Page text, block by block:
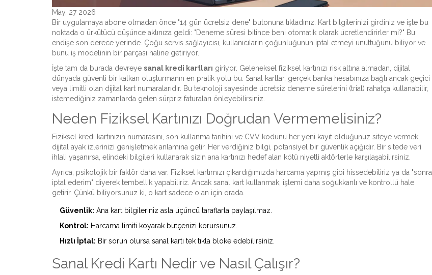
May, 27 2026
Bir uygulamaya abone olmadan önce "14 gün ücretsiz dene" butonuna tıkladınız. Kart bilgilerinizi girdiniz ve işte bu
noktada o ürkütücü düşünce aklınıza geldi: "Deneme süresi bitince beni otomatik olarak ücretlendirirler mi?" Bu
endişe son derece yerinde. Çoğu servis sağlayıcısı, kullanıcıların çoğunluğunun iptal etmeyi unuttuğunu biliyor ve
bunu iş modelinin bir parçası haline getiriyor.
İşte tam da burada devreye sanal kredi kartları giriyor. Geleneksel fiziksel kartınızı risk altına almadan, dijital
dünyada güvenli bir kalkan oluşturmanın en pratik yolu bu. Sanal kartlar, gerçek banka hesabınıza bağlı ancak geçici
veya limitli olan dijital kart numaralarıdır. Bu teknoloji sayesinde ücretsiz deneme sürelerini (trial) rahatça kullanabilir,
istemediğiniz zamanlarda gelen sürpriz faturaları önleyebilirsiniz.
Neden Fiziksel Kartınızı Doğrudan Vermemelisiniz?
Fiziksel kredi kartınızın numarasını, son kullanma tarihini ve CVV kodunu her yeni kayıt olduğunuz siteye vermek,
dijital ayak izlerinizi genişletmek anlamına gelir. Her verdiğiniz bilgi, potansiyel bir güvenlik açığıdır. Bir sitede veri
ihlali yaşanırsa, elindeki bilgileri kullanarak sizin ana kartınızı hedef alan kötü niyetli aktörlerle karşılaşabilirsiniz.
Ayrıca, psikolojik bir faktör daha var. Fiziksel kartımızı çıkardığımızda harcama yapmış gibi hissedebiliriz ya da "sonra
iptal ederim" diyerek tembellik yapabiliriz. Ancak sanal kart kullanmak, işlemi daha soğukkanlı ve kontrollü hale
getirir. Çünkü biliyorsunuz ki, o kart sadece o an için orada.
Güvenlik: Ana kart bilgileriniz asla üçüncü taraflarla paylaşılmaz.
Kontrol: Harcama limiti koyarak bütçenizi korursunuz.
Hızlı İptal: Bir sorun olursa sanal kartı tek tıkla bloke edebilirsiniz.
Sanal Kredi Kartı Nedir ve Nasıl Çalışır?